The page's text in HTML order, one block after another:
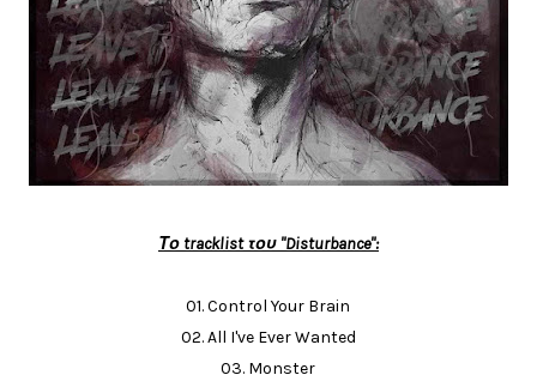
Το tracklist του "Disturbance":
01. Control Your Brain
02. All I've Ever Wanted
03. Monster